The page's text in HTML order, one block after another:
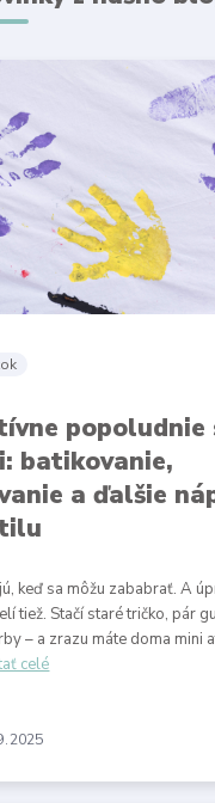
2025
popoludnie
batikovanie,
a ďalšie
keď sa môžu zababrať. A
tiež. Stačí staré tričko, pár
– a zrazu máte doma mini
celé